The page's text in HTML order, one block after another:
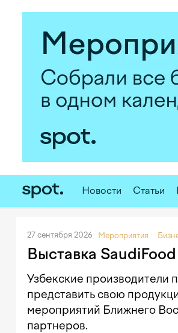
Новости Статьи
27 сентября 2026 Мероприятия
Выставка
Узбекские производители
представить свою
мероприятий Ближнего
партнеров.